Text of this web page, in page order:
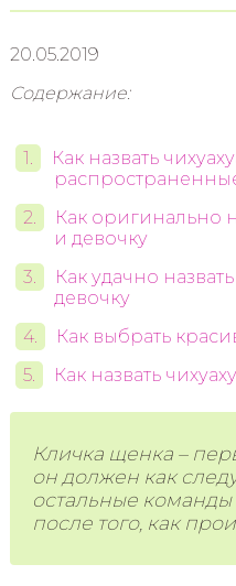
20.05.2019
Содержание:
Как назвать
Как оригинально
и девочку
Как удачно
девочку
Как выбрать
Как назвать
Кличка щенка –
он должен как
остальные
после того, как